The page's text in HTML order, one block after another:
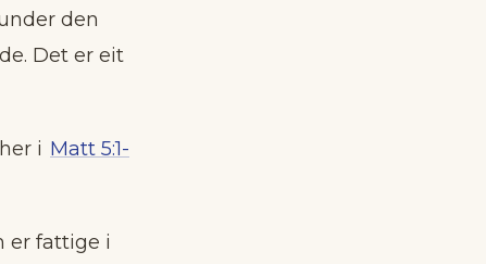
den
Det er eit
i Matt 5:1-
er fattige i